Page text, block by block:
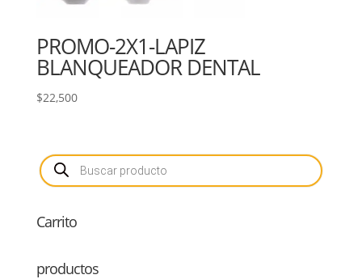
PROMO-2X1-LAPIZ
BLANQUEADOR DENTAL
$22,500
Búsqueda
de
productos
Carrito
productos